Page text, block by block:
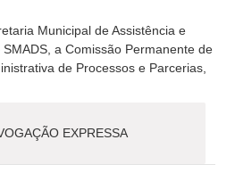
Municipal de Assistência e
a Comissão Permanente de
de Processos e Parcerias,
EXPRESSA